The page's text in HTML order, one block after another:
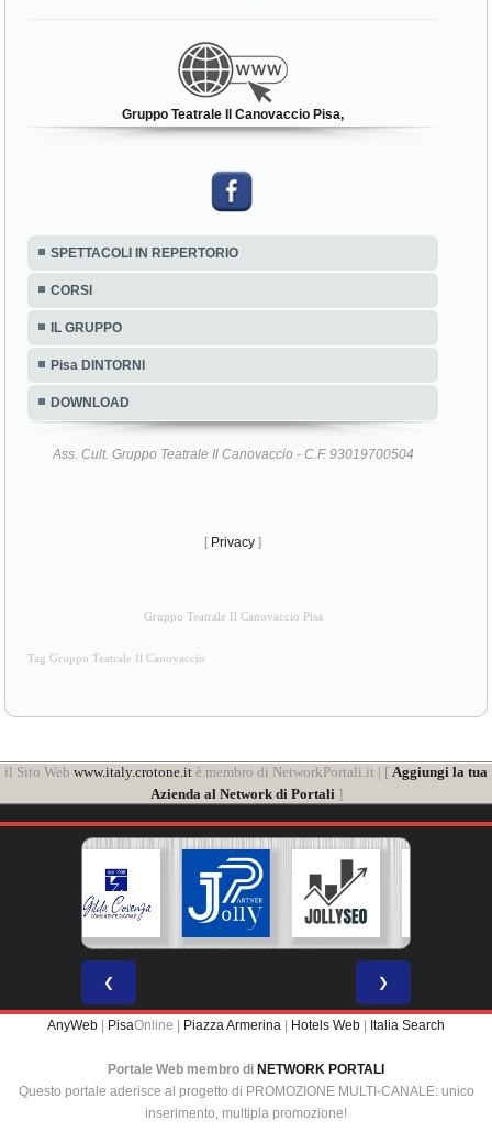
Gruppo Teatrale Il Canovaccio Pisa,
SPETTACOLI IN REPERTORIO
CORSI
IL GRUPPO
Pisa DINTORNI
DOWNLOAD
Ass. Cult. Gruppo Teatrale Il Canovaccio - C.F. 93019700504
[ Privacy ]
Gruppo Teatrale Il Canovaccio Pisa
Tag Gruppo Teatrale Il Canovaccio
il Sito Web www.italy.crotone.it è membro di NetworkPortali.it | [ Aggiungi la tua
Azienda al Network di Portali ]
❮ ❯
AnyWeb | PisaOnline | Piazza Armerina | Hotels Web | Italia Search
Portale Web membro di NETWORK PORTALI
Questo portale aderisce al progetto di PROMOZIONE MULTI-CANALE: unico
inserimento, multipla promozione!